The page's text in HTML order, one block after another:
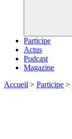
Participe
Actus
Podcast
Magazine
Accueil > Participe >